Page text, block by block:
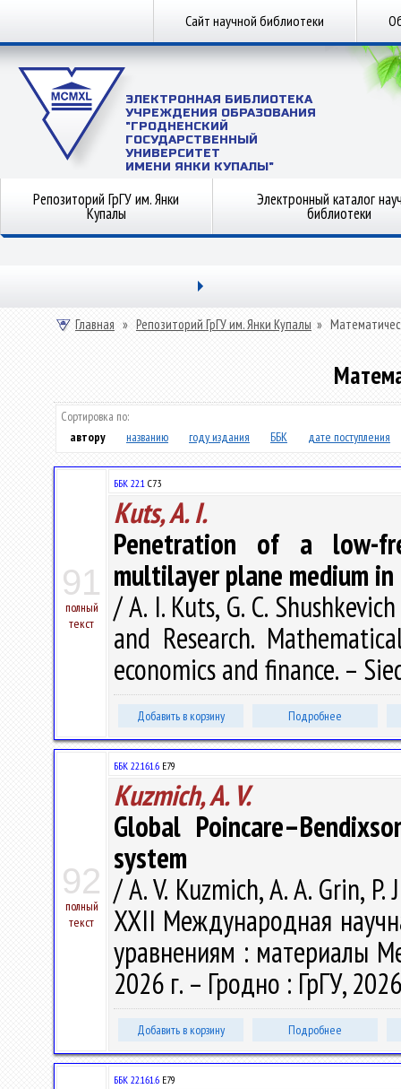
Сайт научной библиотеки
ЭЛЕКТРОННАЯ БИБЛИОТЕКА
УЧРЕЖДЕНИЯ ОБРАЗОВАНИЯ
"ГРОДНЕНСКИЙ
ГОСУДАРСТВЕННЫЙ
УНИВЕРСИТЕТ
ИМЕНИ ЯНКИ КУПАЛЫ"
Репозиторий ГрГУ им. Янки
Купалы
Электронный каталог
библиотеки
Главная » Репозиторий ГрГУ им. Янки Купалы »
Сортировка по:
автору
названию году издания ББК дате поступления
91
полный
текст
ББК 22.1 C73
Kuts, A. I.
Penetration of a low-
multilayer plane medium
/ A. I. Kuts, G. C.
and Research.
economics and finance. –
Добавить в корзину Подробнее
92
полный
текст
ББК 22.161.6 Е79
Kuzmich, A. V.
Global
system
/ A. V. Kuzmich, A. A. Grin,
XXII Международная
уравнениям : материалы
2026 г. – Гродно : ГрГУ,
Добавить в корзину Подробнее
ББК 22.161.6 Е79